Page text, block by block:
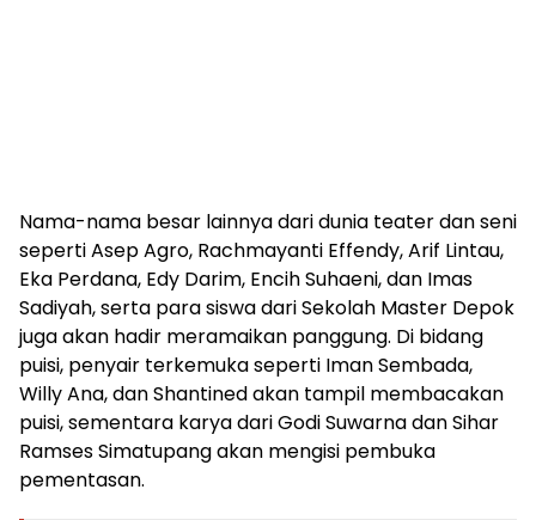
Nama-nama besar lainnya dari dunia teater dan seni
seperti Asep Agro, Rachmayanti Effendy, Arif Lintau,
Eka Perdana, Edy Darim, Encih Suhaeni, dan Imas
Sadiyah, serta para siswa dari Sekolah Master Depok
juga akan hadir meramaikan panggung. Di bidang
puisi, penyair terkemuka seperti Iman Sembada,
Willy Ana, dan Shantined akan tampil membacakan
puisi, sementara karya dari Godi Suwarna dan Sihar
Ramses Simatupang akan mengisi pembuka
pementasan.